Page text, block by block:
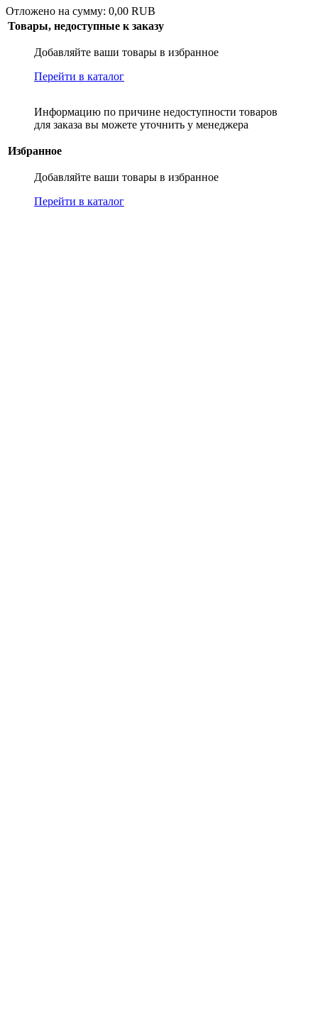
Отложено на сумму: 0,00 RUB
Товары, недоступные к заказу
Добавляйте ваши товары в избранное
Перейти в каталог
Информацию по причине недоступности товаров
для заказа вы можете уточнить у менеджера
Избранное
Добавляйте ваши товары в избранное
Перейти в каталог